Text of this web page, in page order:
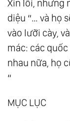
Xin lỗi, nhưng
diệu “… và họ
vào lưỡi cày,
mác: các
nhau nữa, họ
“
MỤC LỤC